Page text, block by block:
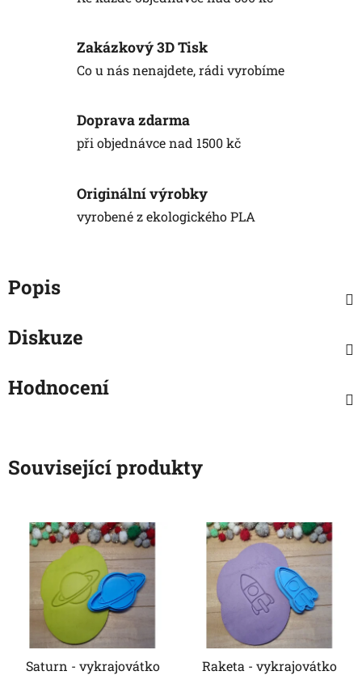
Zakázkový 3D Tisk
Co u nás nenajdete, rádi vyrobíme
Doprava zdarma
při objednávce nad 1500 kč
Originální výrobky
vyrobené z ekologického PLA
Popis
Diskuze
Hodnocení
Související produkty
Saturn - vykrajovátko Raketa - vykrajovátko